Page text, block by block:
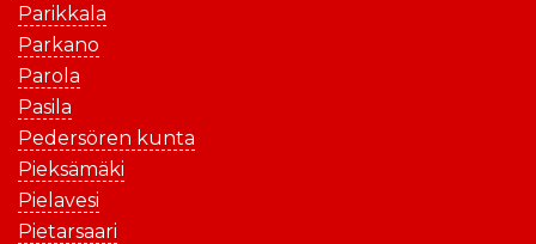
Parikkala
Parkano
Parola
Pasila
Pedersören kunta
Pieksämäki
Pielavesi
Pietarsaari